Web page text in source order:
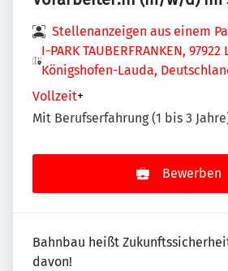
Stellenanzeigen aus einem
I-PARK TAUBERFRANKEN,
Königshofen-Lauda,
Vollzeit+
Mit Berufserfahrung (1 bis 3
Bewerben
Bahnbau heißt
davon!